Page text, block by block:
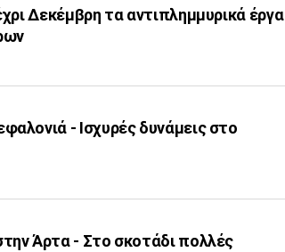
Δεκέμβρη τα αντιπλημμυρικά έργα
- Ισχυρές δυνάμεις στο
Άρτα - Στο σκοτάδι πολλές